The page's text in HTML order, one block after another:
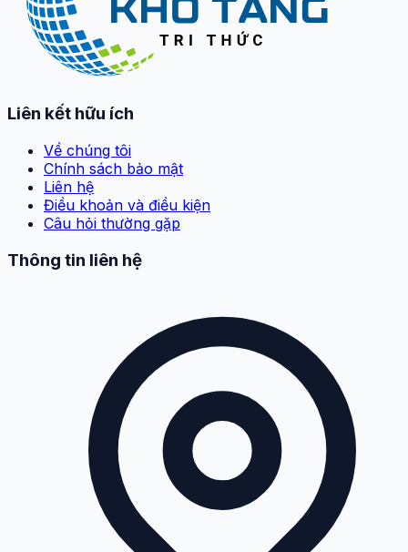
Liên kết hữu ích
Về chúng tôi
Chính sách bảo mật
Liên hệ
Điều khoản và điều kiện
Câu hỏi thường gặp
Thông tin liên hệ